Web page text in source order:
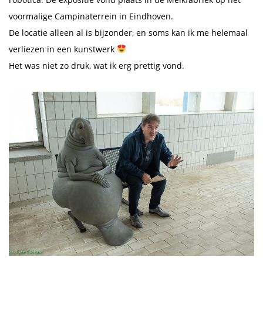
voormalige Campinaterrein in Eindhoven.
De locatie alleen al is bijzonder, en soms kan ik me helemaal
verliezen in een kunstwerk
Het was niet zo druk, wat ik erg prettig vond.